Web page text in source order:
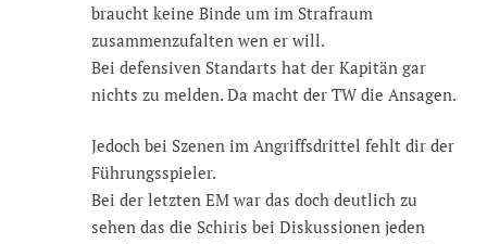
braucht keine Binde um im Strafraum
zusammenzufalten wen er will.
Bei defensiven Standarts hat der Kapitän gar
nichts zu melden. Da macht der TW die Ansagen.
Jedoch bei Szenen im Angriffsdrittel fehlt dir der
Führungsspieler.
Bei der letzten EM war das doch deutlich zu
sehen das die Schiris bei Diskussionen jeden